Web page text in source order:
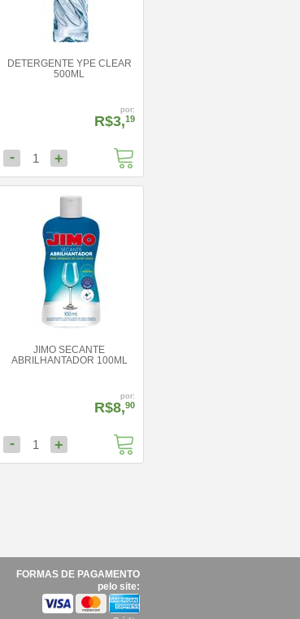
DETERGENTE YPE CLEAR
500ML
por:
R$3,19
- 1 +
JIMO SECANTE
ABRILHANTADOR 100ML
por:
R$8,90
- 1 +
FORMAS DE PAGAMENTO
pelo site: